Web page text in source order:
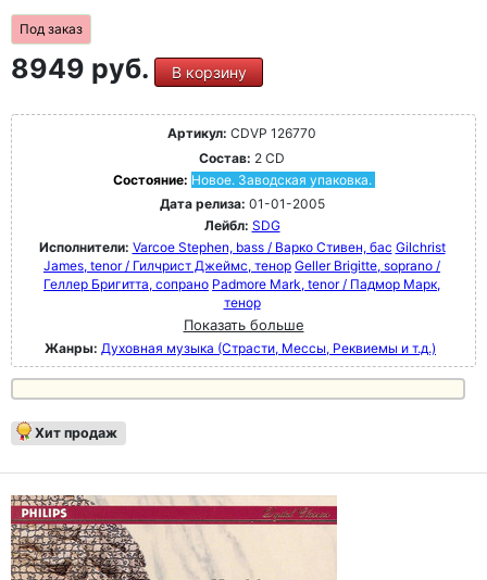
Под заказ
8949 руб. В корзину
Артикул: CDVP 126770
Состав: 2 CD
Состояние: Новое. Заводская упаковка.
Дата релиза: 01-01-2005
Лейбл: SDG
Исполнители: Varcoe Stephen, bass / Варко Стивен, бас Gilchrist
James, tenor / Гилчрист Джеймс, тенор Geller Brigitte, soprano /
Геллер Бригитта, сопрано Padmore Mark, tenor / Падмор Марк,
тенор
Показать больше
Жанры: Духовная музыка (Страсти, Мессы, Реквиемы и т.д.)
Хит продаж